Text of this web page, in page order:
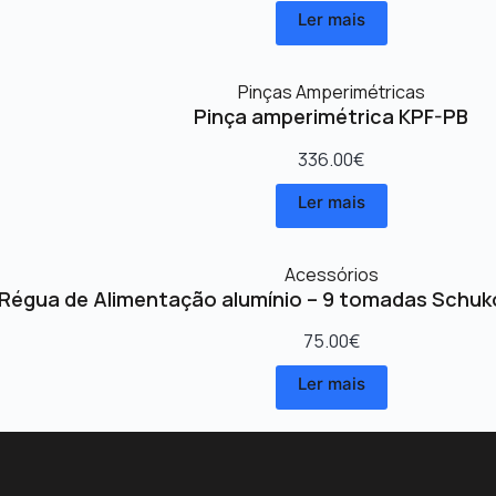
Ler mais
Pinças Amperimétricas
Pinça amperimétrica KPF-PB
336.00€
Ler mais
Acessórios
Régua de Alimentação alumínio – 9 tomadas
75.00€
Ler mais